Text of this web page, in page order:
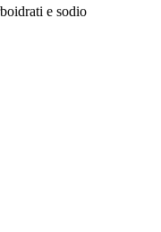
e sodio